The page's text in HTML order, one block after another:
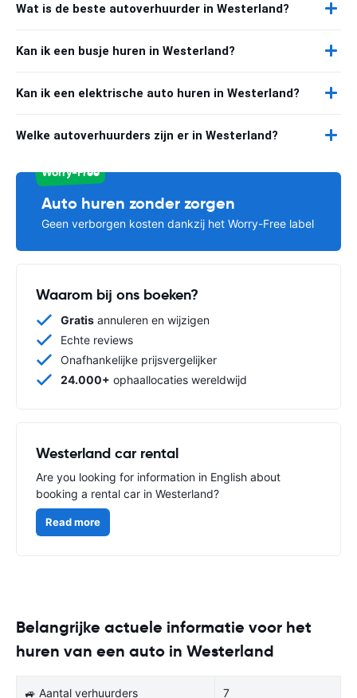
Wat is de beste autoverhuurder in Westerland?
Kan ik een busje huren in Westerland?
Kan ik een elektrische auto huren in Westerland?
Welke autoverhuurders zijn er in Westerland?
Worry-Free
Auto huren zonder zorgen
Geen verborgen kosten dankzij het Worry-Free label
Waarom bij ons boeken?
Gratis annuleren en wijzigen
Echte reviews
Onafhankelijke prijsvergelijker
24.000+ ophaallocaties wereldwijd
Westerland car rental
Are you looking for information in English about
booking a rental car in Westerland?
Read more
Belangrijke actuele informatie voor het
huren van een auto in Westerland
🚙 Aantal verhuurders 7